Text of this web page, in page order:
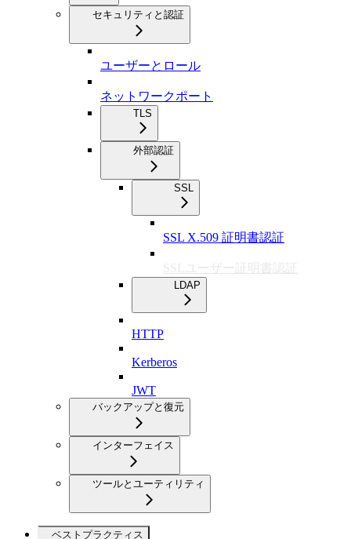
セキュリティと認証
ユーザーとロール
ネットワークポート
TLS
外部認証
SSL
SSL X.509 証明書認証
SSLユーザー証明書認証
LDAP
HTTP
Kerberos
JWT
バックアップと復元
インターフェイス
ツールとユーティリティ
ベストプラクティス